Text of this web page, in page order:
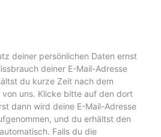
deiner persönlichen Daten ernst
deiner E-Mail-Adresse
du kurze Zeit nach dem
von uns. Klicke bitte auf den dort
dann wird deine E-Mail-Adresse
und du erhältst den
Falls du die